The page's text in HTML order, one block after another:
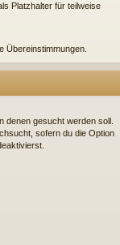
Platzhalter für teilweise
Übereinstimmungen.
denen gesucht werden soll.
sofern du die Option